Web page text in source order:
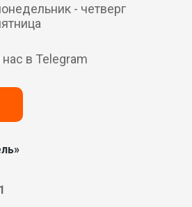
- четверг
в Telegram